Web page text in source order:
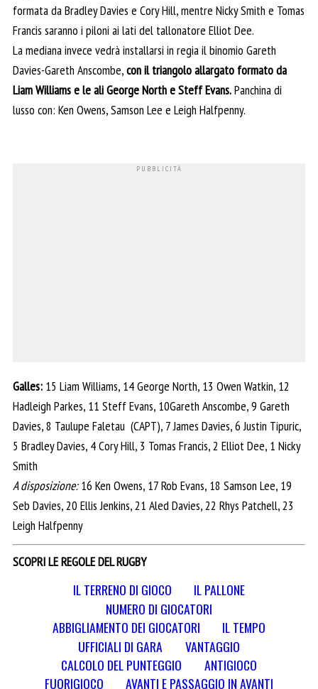
formata da Bradley Davies e Cory Hill, mentre Nicky Smith e Tomas
Francis saranno i piloni ai lati del tallonatore Elliot Dee.
La mediana invece vedrà installarsi in regia il binomio Gareth
Davies-Gareth Anscombe,con il triangolo allargato formato da
Liam Williams e le ali George North e Steff Evans.Panchina di
lusso con: Ken Owens, Samson Lee e Leigh Halfpenny.
Galles: 15 Liam Williams, 14 George North, 13 Owen Watkin, 12
Hadleigh Parkes, 11 Steff Evans, 10Gareth Anscombe, 9 Gareth
Davies, 8 Taulupe Faletau (CAPT), 7 James Davies, 6 Justin Tipuric,
5 Bradley Davies, 4 Cory Hill, 3 Tomas Francis, 2 Elliot Dee, 1 Nicky
Smith
A disposizione:16 Ken Owens, 17 Rob Evans, 18 Samson Lee, 19
Seb Davies, 20 Ellis Jenkins, 21 Aled Davies, 22 Rhys Patchell, 23
Leigh Halfpenny
SCOPRI LE REGOLE DEL RUGBY
IL TERRENO DI GIOCO
IL PALLONE
NUMERO DI GIOCATORI
ABBIGLIAMENTO DEI GIOCATORI
IL TEMPO
UFFICIALI DI GARA
VANTAGGIO
CALCOLO DEL PUNTEGGIO
ANTIGIOCO
FUORIGIOCO
AVANTI E PASSAGGIO IN AVANTI